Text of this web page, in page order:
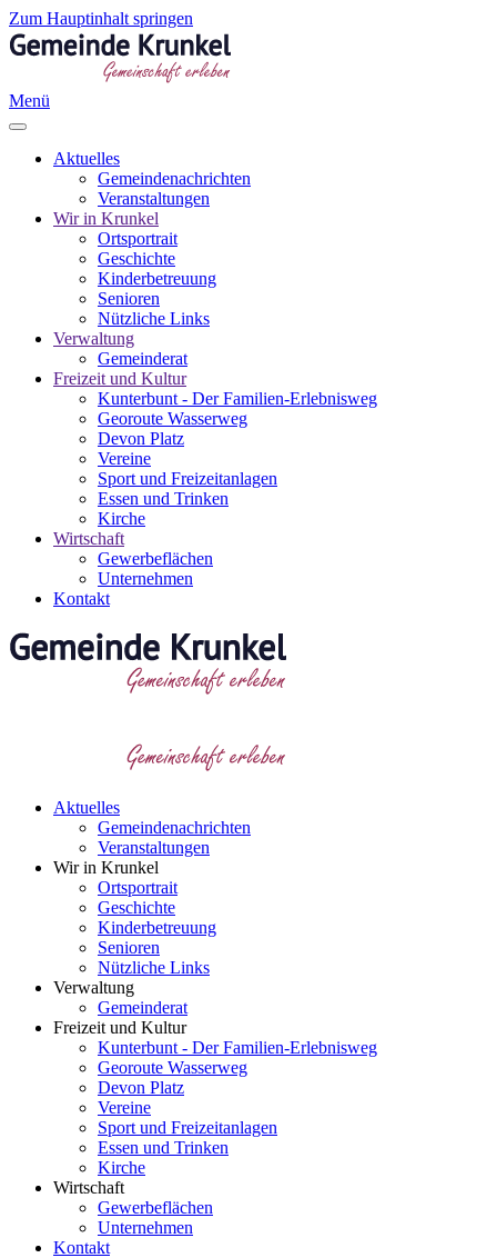
Zum Hauptinhalt springen
Menü
Aktuelles
Gemeindenachrichten
Veranstaltungen
Wir in Krunkel
Ortsportrait
Geschichte
Kinderbetreuung
Senioren
Nützliche Links
Verwaltung
Gemeinderat
Freizeit und Kultur
Kunterbunt - Der Familien-Erlebnisweg
Georoute Wasserweg
Devon Platz
Vereine
Sport und Freizeitanlagen
Essen und Trinken
Kirche
Wirtschaft
Gewerbeflächen
Unternehmen
Kontakt
Aktuelles
Gemeindenachrichten
Veranstaltungen
Wir in Krunkel
Ortsportrait
Geschichte
Kinderbetreuung
Senioren
Nützliche Links
Verwaltung
Gemeinderat
Freizeit und Kultur
Kunterbunt - Der Familien-Erlebnisweg
Georoute Wasserweg
Devon Platz
Vereine
Sport und Freizeitanlagen
Essen und Trinken
Kirche
Wirtschaft
Gewerbeflächen
Unternehmen
Kontakt